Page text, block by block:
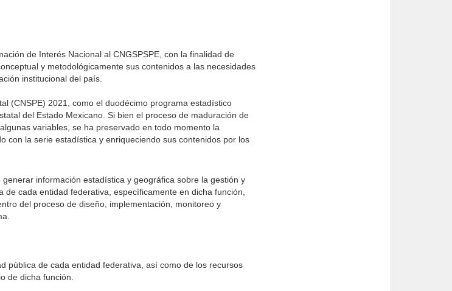
de Interés Nacional al CNGSPSPE, con la finalidad de
y metodológicamente sus contenidos a las necesidades
institucional del país.
(CNSPE) 2021, como el duodécimo programa estadístico
del Estado Mexicano. Si bien el proceso de maduración de
variables, se ha preservado en todo momento la
con la serie estadística y enriqueciendo sus contenidos por los
información estadística y geográfica sobre la gestión y
cada entidad federativa, específicamente en dicha función,
del proceso de diseño, implementación, monitoreo y
pública de cada entidad federativa, así como de los recursos
de dicha función.